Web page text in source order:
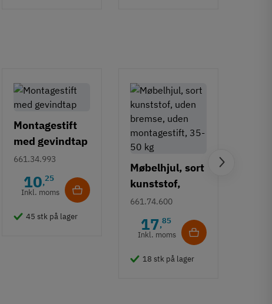
Montagestift
med gevindtap
661.34.993
10,25
Inkl. moms
45 stk på lager
Møbelhjul, sort
kunststof,
uden bremse,
montagestift,
661.74.600
17,85
Inkl. moms
18 stk på lager